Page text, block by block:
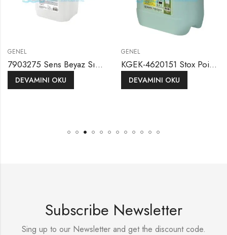
GENEL
7903275 Sens Beyaz Sıvı Sabun 20L
DEVAMINI OKU
GENEL
KGEK-4620151 Stox Point KT-115 5 KG Dezenfektanlı Sıvı Elde Bulaşık Yıkama Deterjanı
DEVAMINI OKU
Subscribe Newsletter
Sing up to our Newsletter and get the discount code.